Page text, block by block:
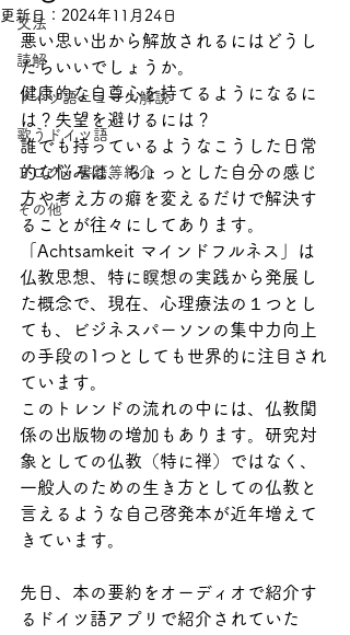
文法
読解
ドイツ語ニュース解説
歌うドイツ語
ブログ・書籍等紹介
その他
更新日： 2024年11月24日
悪い思い出から解放されるにはどうし
たらいいでしょうか。
健康的な自尊心を持てるようになるに
は？失望を避けるには？
誰でも持っているようなこうした日常
的な悩みは、ちょっとした自分の感じ
方や考え方の癖を変えるだけで解決す
ることが往々にしてあります。
「Achtsamkeit マインドフルネス」は
仏教思想、特に瞑想の実践から発展し
た概念で、現在、心理療法の１つとし
ても、ビジネスパーソンの集中力向上
の手段の1つとしても世界的に注目され
ています。
このトレンドの流れの中には、仏教関
係の出版物の増加もあります。研究対
象としての仏教（特に禅）ではなく、
一般人のための生き方としての仏教と
言えるような自己啓発本が近年増えて
きています。
先日、本の要約をオーディオで紹介す
るドイツ語アプリで紹介されていた